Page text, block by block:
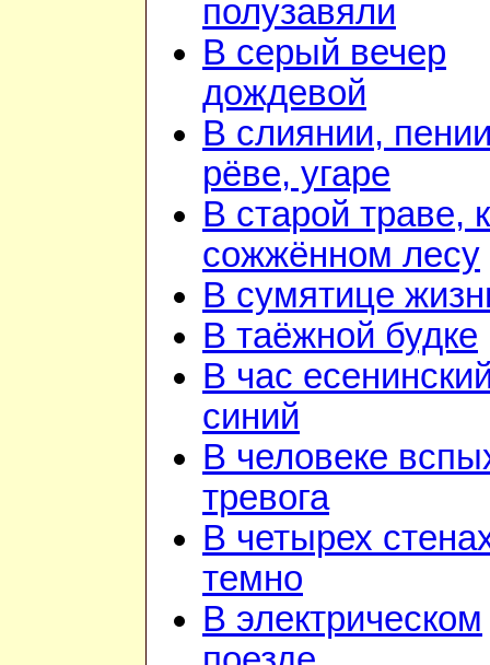
полузавяли
В серый вечер
дождевой
В слиянии,
рёве, угаре
В старой траве,
сожжённом лесу
В сумятице
В таёжной будке
В час
синий
В человеке
тревога
В четырех
темно
В электрическом